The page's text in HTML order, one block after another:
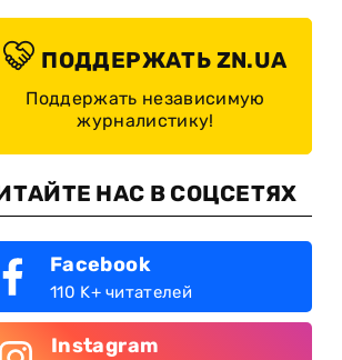
ПОДДЕРЖАТЬ ZN.UA
Поддержать независимую
журналистику!
НАС В СОЦСЕТЯХ
Facebook
110 K+ читателей
Instagram